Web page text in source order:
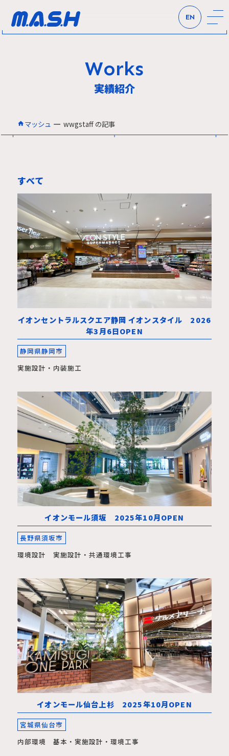
EN
Works
実績紹介
マッシュ ー wwgstaff の記事
すべて
イオンセントラルスクエア静岡 イオンスタイル 2026
年3月6日OPEN
静岡県静岡市
実施設計・内装施工
イオンモール須坂 2025年10月OPEN
長野県須坂市
環境設計 実施設計・共通環境工事
イオンモール仙台上杉 2025年10月OPEN
宮城県仙台市
内部環境 基本・実施設計・環境工事